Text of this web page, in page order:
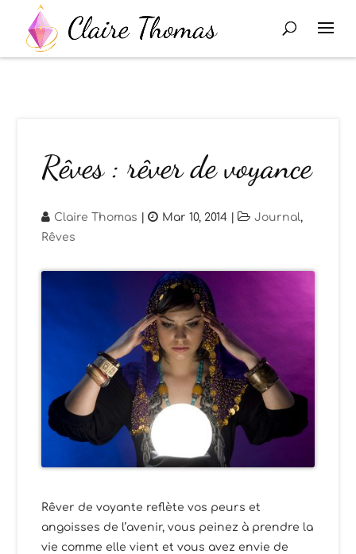
Rêves : rêver de voyance
Claire Thomas | Mar 10, 2014 | Journal,
Rêves
Rêver de voyante reflète vos peurs et
angoisses de l’avenir, vous peinez à prendre la
vie comme elle vient et vous avez envie de